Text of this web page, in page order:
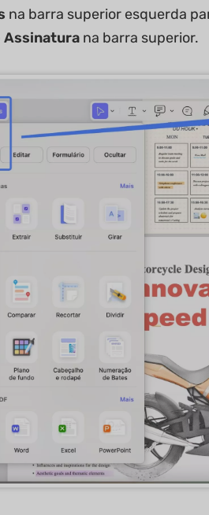
na barra superior esquerda
na barra superior.